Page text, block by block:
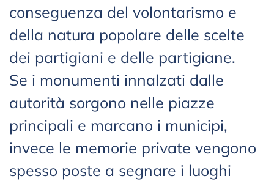
conseguenza del volontarismo e
della natura popolare delle scelte
dei partigiani e delle partigiane.
Se i monumenti innalzati dalle
autorità sorgono nelle piazze
principali e marcano i municipi,
invece le memorie private vengono
spesso poste a segnare i luoghi